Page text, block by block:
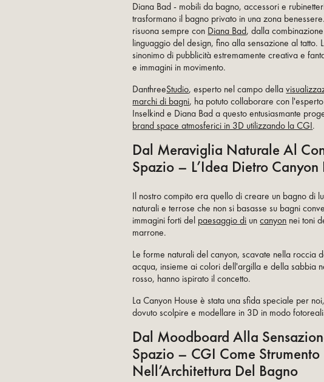
Diana Bad - mobili da bagno, accessori e
trasformano il bagno privato in una zona
risuona sempre con Diana Bad, dalla
linguaggio del design, fino alla sensazione al tatto.
sinonimo di pubblicità estremamente creativa e
e immagini in movimento.
‍DanthreeStudio, esperto nel campo della
marchi di bagni, ha potuto collaborare con
Inselkind e Diana Bad a questo entusiasmante
brand space atmosferici in 3D utilizzando la CGI.
Dal Meraviglia Naturale Al
Spazio – L’Idea Dietro Canyon
Il nostro compito era quello di creare un bagno di
naturali e terrose che non si basasse su bagni
immagini forti del paesaggio di uncanyon nei toni
marrone.
Le forme naturali del canyon, scavate nella roccia
acqua, insieme ai colori dell'argilla e della sabbia
rosso, hanno ispirato il concetto.
La Canyon House è stata una sfida speciale per
dovuto scolpire e modellare in 3D in modo
Dal Moodboard Alla
Spazio – CGI Come Strumento
Nell’Architettura Del Bagno